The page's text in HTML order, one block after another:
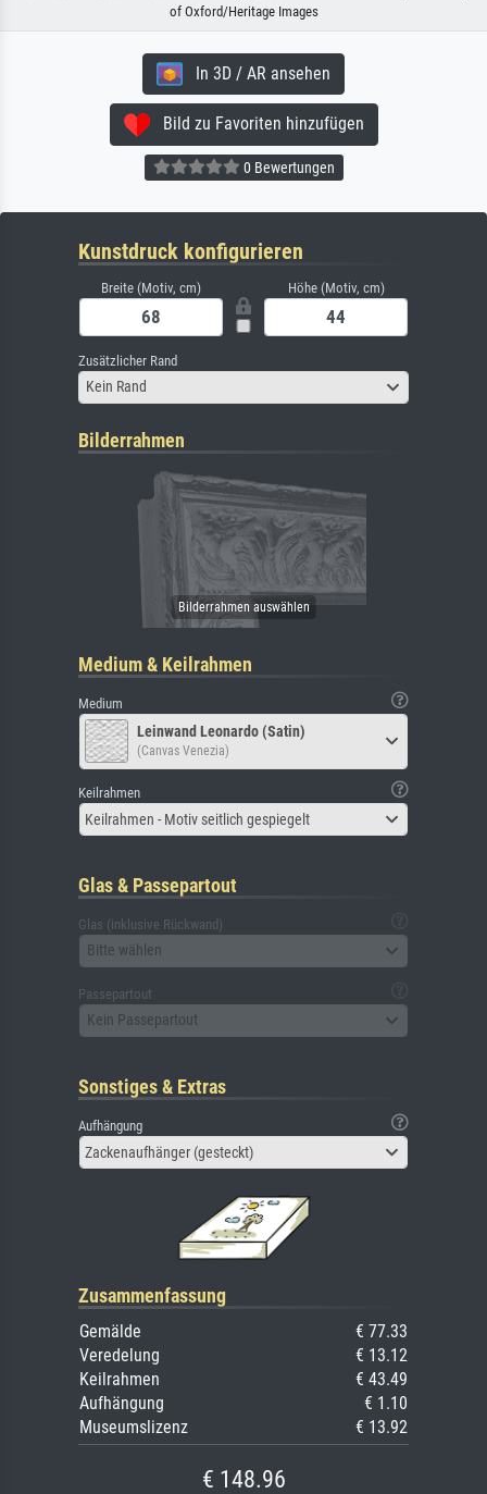
of Oxford/Heritage Images
In 3D / AR ansehen
Bild zu Favoriten hinzufügen
0 Bewertungen
Kunstdruck konfigurieren
Breite (Motiv, cm) Höhe (Motiv, cm)
Zusätzlicher Rand
Kein Rand
Bilderrahmen
Medium & Keilrahmen
Medium
Leinwand Leonardo (Satin)
(Canvas Venezia)
Keilrahmen
Keilrahmen - Motiv seitlich gespiegelt
Glas & Passepartout
Glas (inklusive Rückwand)
Bitte wählen
Passepartout
Kein Passepartout
Sonstiges & Extras
Aufhängung
Zackenaufhänger (gesteckt)
Zusammenfassung
Gemälde
€ 77.33
Veredelung
€ 13.12
Keilrahmen
€ 43.49
Aufhängung
€ 1.10
Museumslizenz
€ 13.92
€ 148.96